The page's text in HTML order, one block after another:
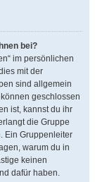
bei?
im persönlichen
mit der
sind allgemein
geschlossen
ist, kannst du ihr
die Gruppe
Ein Gruppenleiter
warum du in
keinen
dafür haben.